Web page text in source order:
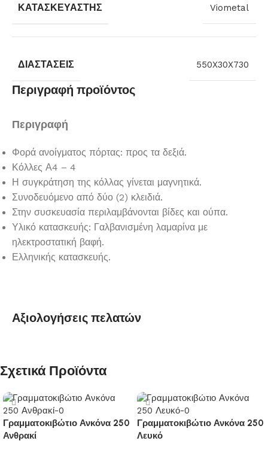
ΚΑΤΑΣΚΕΥΑΣΤΉΣ Viometal
ΔΙΑΣΤΆΣΕΙΣ 550X30X730
Περιγραφή προϊόντος
Περιγραφή
Φορά ανοίγματος πόρτας: προς τα δεξιά.
Κόλλες Α4 – 4
Η συγκράτηση της κόλλας γίνεται μαγνητικά.
Συνοδευόμενο από δύο (2) κλειδιά.
Στην συσκευασία περιλαμβάνονται βίδες και ούπα.
Υλικό κατασκευής: Γαλβανισμένη λαμαρίνα με
ηλεκτροστατική βαφή.
Ελληνικής κατασκευής.
Αξιολογήσεις πελατών
Σχετικά Προϊόντα
Γραμματοκιβώτιο Ανκόνα 250
Ανθρακί
Γραμματοκιβώτιο Ανκόνα 250
Λευκό